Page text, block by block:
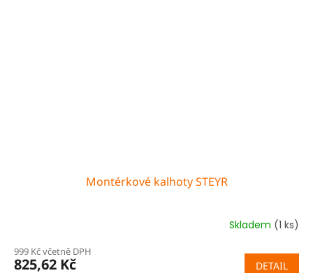
Montérkové kalhoty STEYR
Skladem (1 ks)
999 Kč včetně DPH
825,62 Kč DETAIL